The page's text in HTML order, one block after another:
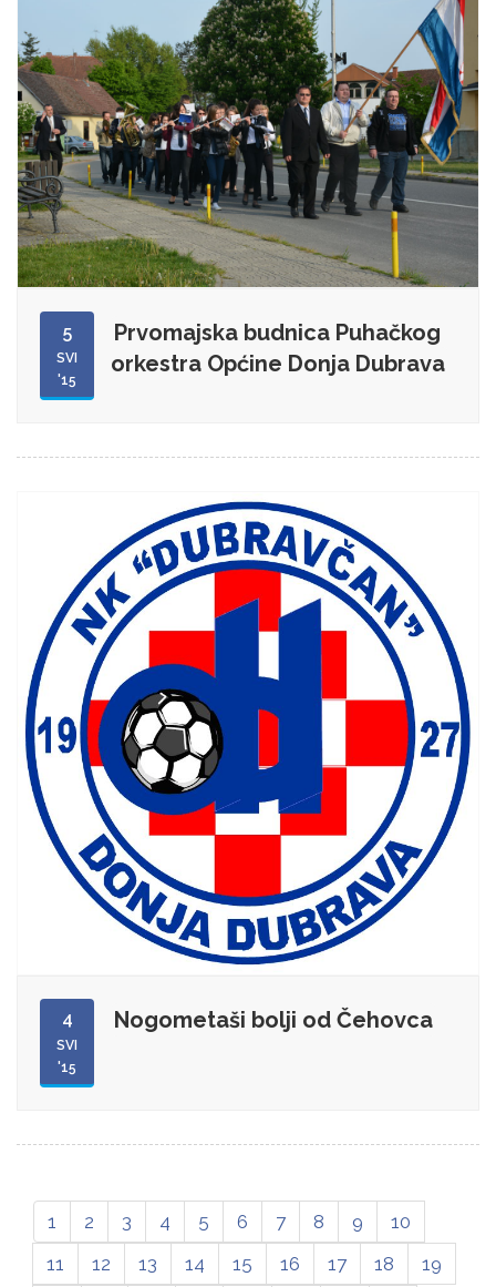
5
SVI
'15
Prvomajska budnica Puhačkog
orkestra Općine Donja Dubrava
4
SVI
'15
Nogometaši bolji od Čehovca
1 2 3 4 5 6 7 8 9
10
11
12 13 14 15 16 17 18
19